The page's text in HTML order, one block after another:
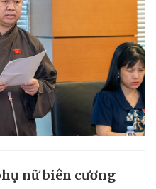
nữ biên cương